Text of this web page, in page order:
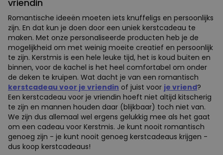
vriendin
Romantische ideeën moeten iets knuffeligs en persoonlijks
zijn. En dat kun je doen door een uniek kerstcadeau te
maken. Met onze personaliseerde producten heb je de
mogelijkheid om met weinig moeite creatief en persoonlijk
te zijn. Kerstmis is een hele leuke tijd, het is koud buiten en
binnen, voor de kachel is het heel comfortabel om onder
de deken te kruipen. Wat dacht je van een romantisch
kerstcadeau voor je vriendin of juist voor je vriend?
Een kerstcadeau voor je vriendin hoeft niet altijd kitscherig
te zijn en mannen houden daar (blijkbaar) toch niet van.
We zijn dus allemaal wel ergens gelukkig mee als het gaat
om een cadeau voor Kerstmis. Je kunt nooit romantisch
genoeg zijn - je kunt nooit genoeg kerstcadeaus krijgen -
dus koop kerstcadeaus!